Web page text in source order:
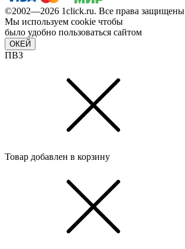
©2002—2026 1сlick.ru. Все права защищены
Мы используем cookie чтобы
было удобно пользоваться сайтом
ОКЕЙ
ПВЗ
Товар добавлен в корзину